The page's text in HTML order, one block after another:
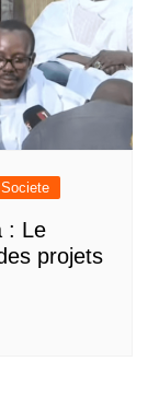
Societe
: Le
projets